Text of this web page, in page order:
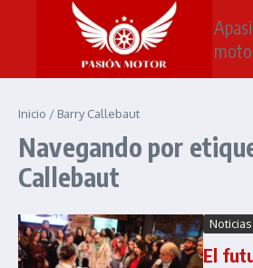
Saltar al contenido
Inicio / Barry Callebaut
Navegando por
Callebaut
Noticias
El